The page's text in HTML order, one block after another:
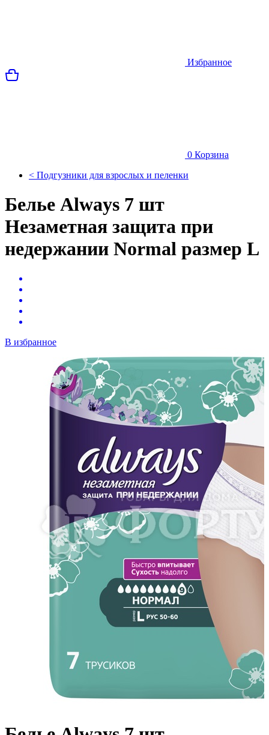
Избранное
0 Корзина
< Подгузники для взрослых и пеленки
Белье Always 7 шт
Незаметная защита при
недержании Normal размер L
В избранное